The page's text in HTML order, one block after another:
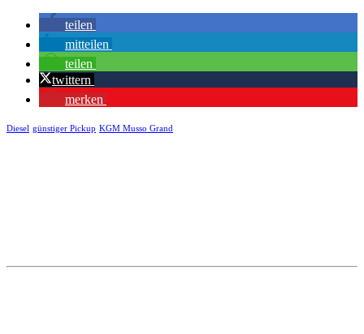
teilen
mitteilen
teilen
twittern
merken
Diesel günstiger Pickup KGM Musso Grand